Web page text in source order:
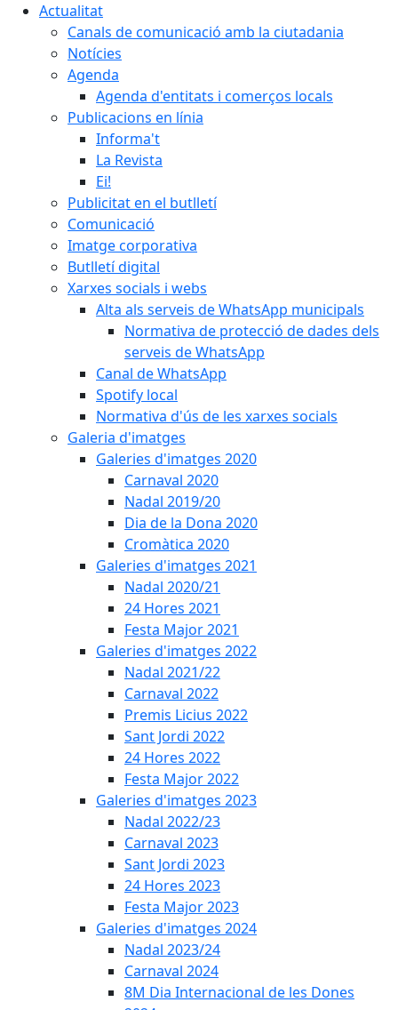
Actualitat
Canals de comunicació amb la ciutadania
Notícies
Agenda
Agenda d'entitats i comerços locals
Publicacions en línia
Informa't
La Revista
Ei!
Publicitat en el butlletí
Comunicació
Imatge corporativa
Butlletí digital
Xarxes socials i webs
Alta als serveis de WhatsApp municipals
Normativa de protecció de dades dels
serveis de WhatsApp
Canal de WhatsApp
Spotify local
Normativa d'ús de les xarxes socials
Galeria d'imatges
Galeries d'imatges 2020
Carnaval 2020
Nadal 2019/20
Dia de la Dona 2020
Cromàtica 2020
Galeries d'imatges 2021
Nadal 2020/21
24 Hores 2021
Festa Major 2021
Galeries d'imatges 2022
Nadal 2021/22
Carnaval 2022
Premis Licius 2022
Sant Jordi 2022
24 Hores 2022
Festa Major 2022
Galeries d'imatges 2023
Nadal 2022/23
Carnaval 2023
Sant Jordi 2023
24 Hores 2023
Festa Major 2023
Galeries d'imatges 2024
Nadal 2023/24
Carnaval 2024
8M Dia Internacional de les Dones